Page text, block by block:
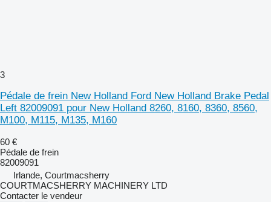
3
Pédale de frein New Holland Ford New Holland Brake Pedal
Left 82009091 pour New Holland 8260, 8160, 8360, 8560,
M100, M115, M135, M160
60 €
Pédale de frein
82009091
Irlande, Courtmacsherry
COURTMACSHERRY MACHINERY LTD
Contacter le vendeur